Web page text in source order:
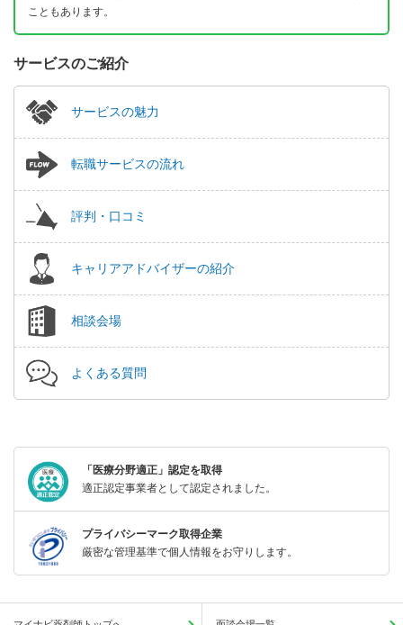
こともあります。
サービスのご紹介
サービスの魅力
転職サービスの流れ
評判・口コミ
キャリアアドバイザーの紹介
相談会場
よくある質問
「医療分野適正」認定を取得
適正認定事業者として認定されました。
プライバシーマーク取得企業
厳密な管理基準で個人情報をお守りします。